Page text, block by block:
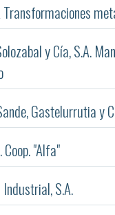
Transformaciones
y Cía, S.A.
Gastelurrutia y
Coop. "Alfa"
S.A.